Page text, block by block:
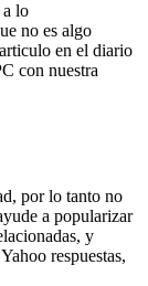
a lo
no es algo
en el diario
con nuestra
por lo tanto no
a popularizar
y
respuestas,